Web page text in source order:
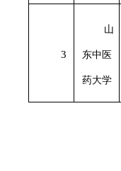
3
山
东中医
药大学